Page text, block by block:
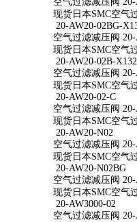
现货日本SMC空气
20-AW20-02BG-
空气过滤减压阀
现货日本SMC空气
20-AW20-02B-X132
空气过滤减压阀
现货日本SMC空气
20-AW20-02-C
空气过滤减压阀 20-
现货日本SMC空气
20-AW20-N02
空气过滤减压阀
现货日本SMC空气
20-AW20-N02BG
空气过滤减压阀
现货日本SMC空气
20-AW3000-02
空气过滤减压阀 20-